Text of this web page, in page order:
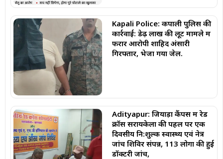
Kapali Police: कपाली पुलिस की
कार्रवाई: डेढ़ लाख की लूट मामले में
फरार आरोपी शाहिद अंसारी
गिरफ्तार, भेजा गया जेल.
Adityapur: जियाड़ा कैंपस में रेड
क्रॉस सरायकेला की पहल पर एक
दिवसीय नि:शुल्क स्वास्थ्य एवं नेत्र
जांच शिविर संपन्न, 113 लोगों की हुई
डॉक्टरी जांच,